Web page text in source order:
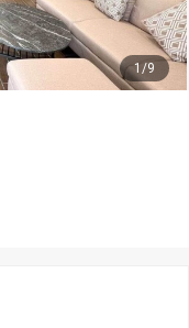
1/9